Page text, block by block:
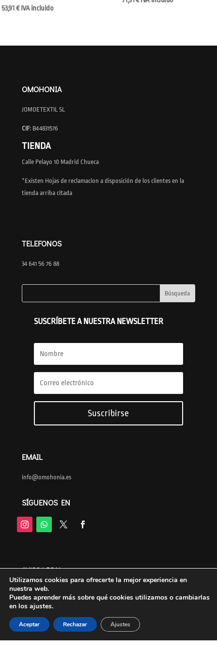
OMOHONIA
JOMOETEXTIL SL
CIF: B44831576
TIENDA
Calle Pelayo 10 Madrid Chueca
*Existen Hojas de reclamacion a disposición de los clientes en la
tienda arriba citada
TELEFONOS
34 641 56 76 88
SUSCRÍBETE A NUESTRA NEWSLETTER
Suscribirse
EMAIL
info@omohonia.es
SÍGUENOS EN
AVISO LEGAL
POLITICA DE COMPRAS
PROTECCIÓN DE DATOS
Utilizamos cookies para ofrecerte la mejor experiencia en
nuestra web.
Puedes aprender más sobre qué cookies utilizamos o cambiarlas
en los ajustes.
Aceptar Rechazar Ajustes